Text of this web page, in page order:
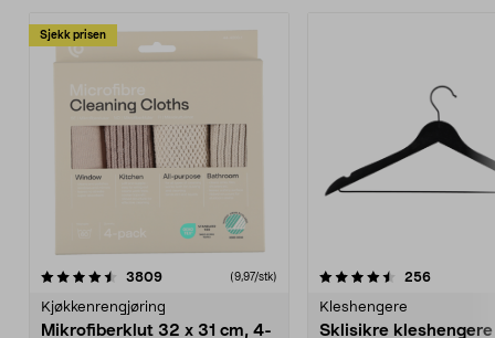
Sjekk prisen
3809anmeldelser(9,97/stk)
Kjøkkenrengjøring
Mikrofiberklut 32 x 31 cm, 4-
4.5av 5 stjerner 256
Kleshengere
Sklisikre
4.5av 5 stjerner